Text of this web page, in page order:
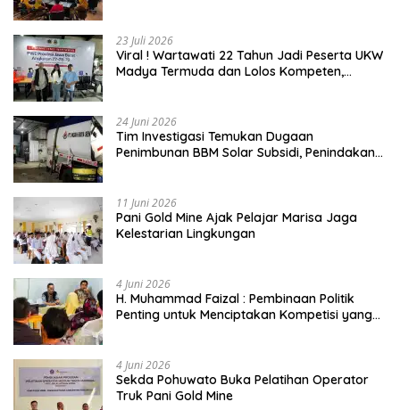
23 Juli 2026
Viral ! Wartawati 22 Tahun Jadi Peserta UKW
Madya Termuda dan Lolos Kompeten,
24 Juni 2026
Tim Investigasi Temukan Dugaan
Penimbunan BBM Solar Subsidi, Penindakan
11 Juni 2026
Pani Gold Mine Ajak Pelajar Marisa Jaga
Kelestarian Lingkungan
4 Juni 2026
H. Muhammad Faizal : Pembinaan Politik
Penting untuk Menciptakan Kompetisi yang
4 Juni 2026
Sekda Pohuwato Buka Pelatihan Operator
Truk Pani Gold Mine